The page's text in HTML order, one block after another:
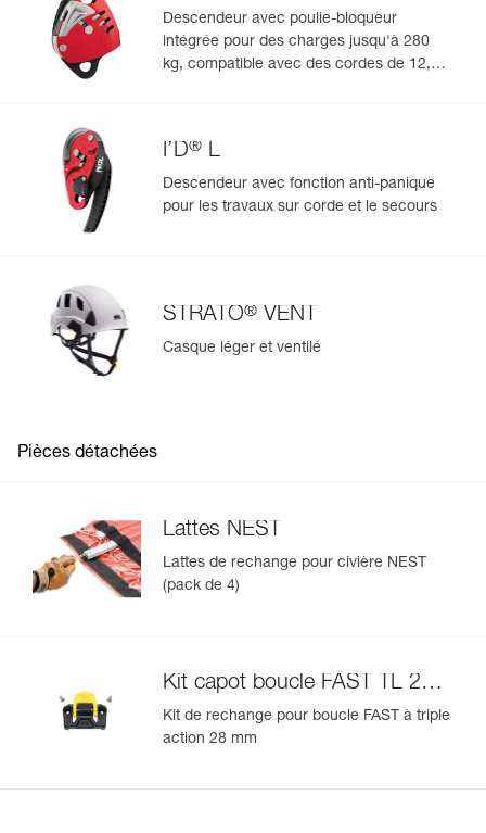
En savoir plus
Descendeur avec poulie-bloqueur
intégrée pour des charges jusqu'à 280
kg, compatible avec des cordes de 12,5 à
I’D® L
Descendeur avec fonction anti-panique
pour les travaux sur corde et le secours
STRATO® VENT
Casque léger et ventilé
Pièces détachées
Lattes NEST
Lattes de rechange pour civière NEST
(pack de 4)
Kit capot boucle FAST TL 28
mm
Kit de rechange pour boucle FAST à triple
action 28 mm